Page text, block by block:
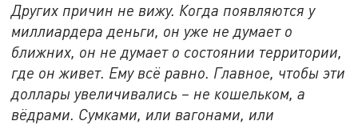
Других причин не вижу. Когда появляются у
миллиардера деньги, он уже не думает о
ближних, он не думает о состоянии территории,
где он живет. Ему всё равно. Главное, чтобы эти
доллары увеличивались – не кошельком, а
вёдрами. Сумками, или вагонами, или